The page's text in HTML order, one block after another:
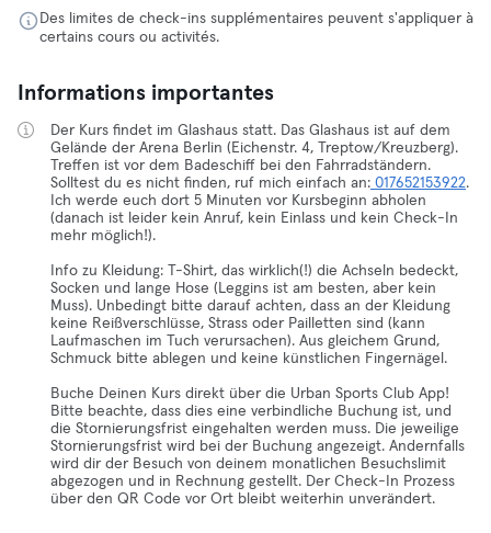
Des limites de check-ins supplémentaires peuvent s'appliquer à
certains cours ou activités.
Informations importantes
Der Kurs findet im Glashaus statt. Das Glashaus ist auf dem
Gelände der Arena Berlin (Eichenstr. 4, Treptow/Kreuzberg).
Treffen ist vor dem Badeschiff bei den Fahrradständern.
Solltest du es nicht finden, ruf mich einfach an: 017652153922.
Ich werde euch dort 5 Minuten vor Kursbeginn abholen
(danach ist leider kein Anruf, kein Einlass und kein Check-In
mehr möglich!).
Info zu Kleidung: T-Shirt, das wirklich(!) die Achseln bedeckt,
Socken und lange Hose (Leggins ist am besten, aber kein
Muss). Unbedingt bitte darauf achten, dass an der Kleidung
keine Reißverschlüsse, Strass oder Pailletten sind (kann
Laufmaschen im Tuch verursachen). Aus gleichem Grund,
Schmuck bitte ablegen und keine künstlichen Fingernägel.
Buche Deinen Kurs direkt über die Urban Sports Club App!
Bitte beachte, dass dies eine verbindliche Buchung ist, und
die Stornierungsfrist eingehalten werden muss. Die jeweilige
Stornierungsfrist wird bei der Buchung angezeigt. Andernfalls
wird dir der Besuch von deinem monatlichen Besuchslimit
abgezogen und in Rechnung gestellt. Der Check-In Prozess
über den QR Code vor Ort bleibt weiterhin unverändert.